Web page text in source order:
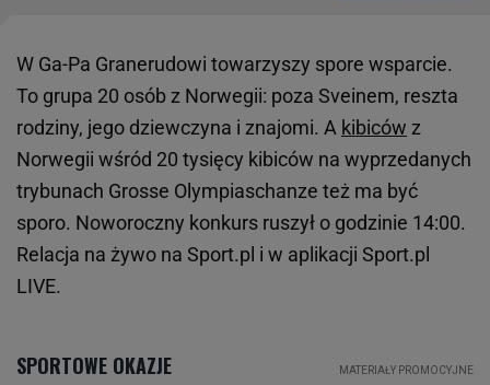
W Ga-Pa Granerudowi towarzyszy spore wsparcie.
To grupa 20 osób z Norwegii: poza Sveinem, reszta
rodziny, jego dziewczyna i znajomi. A kibiców z
Norwegii wśród 20 tysięcy kibiców na wyprzedanych
trybunach Grosse Olympiaschanze też ma być
sporo. Noworoczny konkurs ruszył o godzinie 14:00.
Relacja na żywo na Sport.pl i w aplikacji Sport.pl
LIVE.